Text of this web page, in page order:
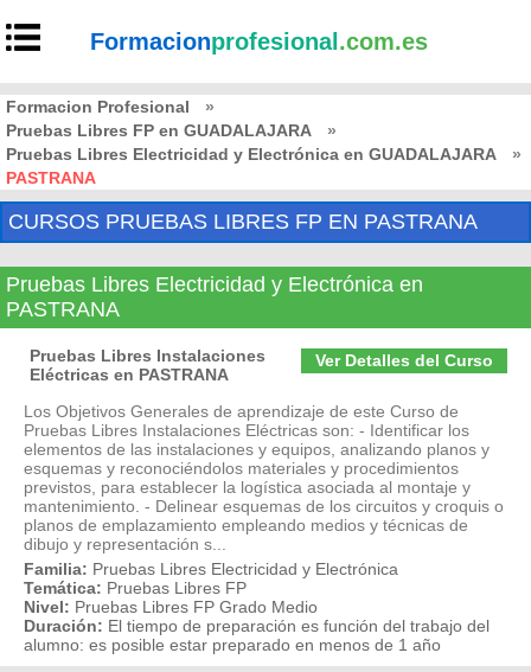
Formacionprofesional .com.es
Formacion Profesional
»
Pruebas Libres FP en GUADALAJARA
»
Pruebas Libres Electricidad y Electrónica en GUADALAJARA
»
PASTRANA
CURSOS PRUEBAS LIBRES FP EN PASTRANA
Pruebas Libres Electricidad y Electrónica en
PASTRANA
Ver Detalles del Curso
Pruebas Libres Instalaciones
Eléctricas en PASTRANA
Los Objetivos Generales de aprendizaje de este Curso de
Pruebas Libres Instalaciones Eléctricas son: - Identificar los
elementos de las instalaciones y equipos, analizando planos y
esquemas y reconociéndolos materiales y procedimientos
previstos, para establecer la logística asociada al montaje y
mantenimiento. - Delinear esquemas de los circuitos y croquis o
planos de emplazamiento empleando medios y técnicas de
dibujo y representación s...
Familia: Pruebas Libres Electricidad y Electrónica
Temática: Pruebas Libres FP
Nivel: Pruebas Libres FP Grado Medio
Duración: El tiempo de preparación es función del trabajo del
alumno: es posible estar preparado en menos de 1 año